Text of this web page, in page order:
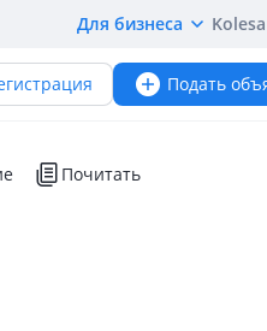
Для бизнеса
Подать
Почитать